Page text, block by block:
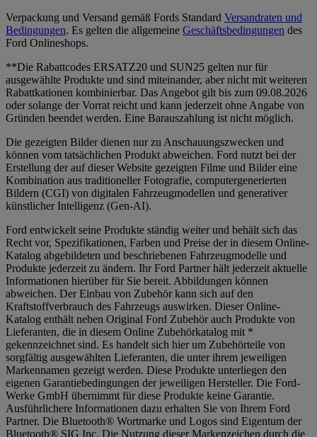
Verpackung und Versand gemäß Fords Standard Versandraten und
Bedingungen. Es gelten die allgemeine Geschäftsbedingungen des
Ford Onlineshops.
**Die Rabattcodes ERSATZ20 und SUN25 gelten nur für
ausgewählte Produkte und sind miteinander, aber nicht mit weiteren
Rabattkationen kombinierbar. Das Angebot gilt bis zum 09.08.2026
oder solange der Vorrat reicht und kann jederzeit ohne Angabe von
Gründen beendet werden. Eine Barauszahlung ist nicht möglich.
Die gezeigten Bilder dienen nur zu Anschauungszwecken und
können vom tatsächlichen Produkt abweichen. Ford nutzt bei der
Erstellung der auf dieser Website gezeigten Filme und Bilder eine
Kombination aus traditioneller Fotografie, computergenerierten
Bildern (CGI) von digitalen Fahrzeugmodellen und generativer
künstlicher Intelligenz (Gen-AI).
Ford entwickelt seine Produkte ständig weiter und behält sich das
Recht vor, Spezifikationen, Farben und Preise der in diesem Online-
Katalog abgebildeten und beschriebenen Fahrzeugmodelle und
Produkte jederzeit zu ändern. Ihr Ford Partner hält jederzeit aktuelle
Informationen hierüber für Sie bereit. Abbildungen können
abweichen. Der Einbau von Zubehör kann sich auf den
Kraftstoffverbrauch des Fahrzeugs auswirken. Dieser Online-
Katalog enthält neben Original Ford Zubehör auch Produkte von
Lieferanten, die in diesem Online Zubehörkatalog mit *
gekennzeichnet sind. Es handelt sich hier um Zubehörteile von
sorgfältig ausgewählten Lieferanten, die unter ihrem jeweiligen
Markennamen gezeigt werden. Diese Produkte unterliegen den
eigenen Garantiebedingungen der jeweiligen Hersteller. Die Ford-
Werke GmbH übernimmt für diese Produkte keine Garantie.
Ausführlichere Informationen dazu erhalten Sie von Ihrem Ford
Partner. Die Bluetooth® Wortmarke und Logos sind Eigentum der
Bluetooth® SIG Inc. Die Nutzung dieser Markenzeichen durch die